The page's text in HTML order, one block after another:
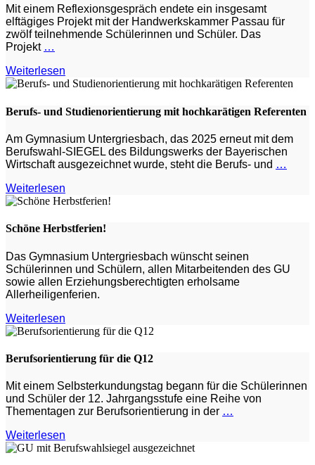
Mit einem Reflexionsgespräch endete ein insgesamt
elftägiges Projekt mit der Handwerkskammer Passau für
zwölf teilnehmende Schülerinnen und Schüler. Das
Projekt …
Weiterlesen
Berufs- und Studienorientierung mit hochkarätigen Referenten
Am Gymnasium Untergriesbach, das 2025 erneut mit dem
Berufswahl-SIEGEL des Bildungswerks der Bayerischen
Wirtschaft ausgezeichnet wurde, steht die Berufs- und …
Weiterlesen
Schöne Herbstferien!
Das Gymnasium Untergriesbach wünscht seinen
Schülerinnen und Schülern, allen Mitarbeitenden des GU
sowie allen Erziehungsberechtigten erholsame
Allerheiligenferien.
Weiterlesen
Berufsorientierung für die Q12
Mit einem Selbsterkundungstag begann für die Schülerinnen
und Schüler der 12. Jahrgangsstufe eine Reihe von
Thementagen zur Berufsorientierung in der …
Weiterlesen